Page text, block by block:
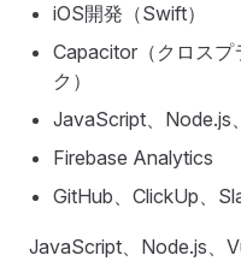
iOS開発（Swift）
Capacitor（クロスプ
ク）
JavaScript、Node.js
Firebase Analytics
GitHub、ClickUp、
JavaScript、Node.js、